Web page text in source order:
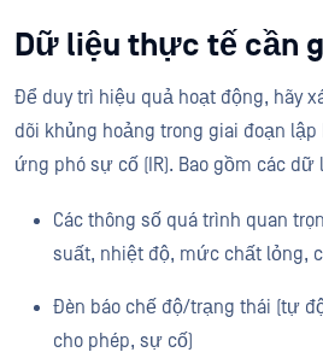
Dữ liệu thực tế cần
Để duy trì hiệu quả hoạt động, hãy
dõi khủng hoảng trong giai đoạn
ứng phó sự cố (IR). Bao gồm các dữ
Các thông số quá trình quan
suất, nhiệt độ, mức chất lỏng,
Đèn báo chế độ/trạng thái (tự
cho phép, sự cố)